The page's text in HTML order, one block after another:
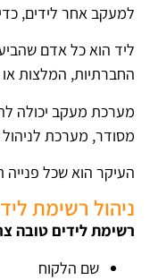
למעקב אחר לידים, כדי
ליד הוא כל אדם
החברתיות, המלצות או
מסודר, מערכת לניהול
העיקר הוא שכל
ניהול רשימת
רשימת לידים טובה
שם הלקוח